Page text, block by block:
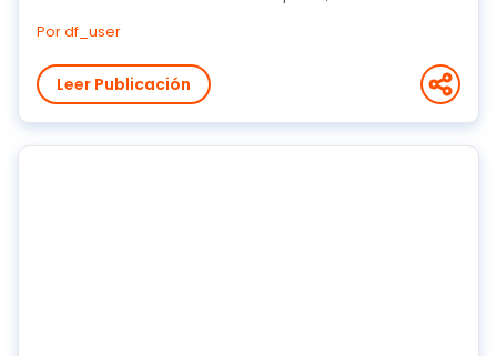
Por df_user
Leer Publicación